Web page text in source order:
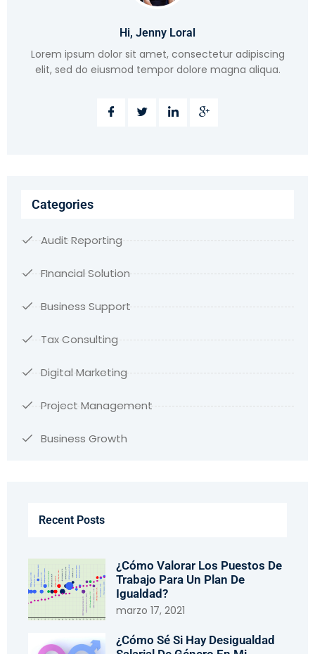
Hi, Jenny Loral
Lorem ipsum dolor sit amet, consectetur adipiscing
elit, sed do eiusmod tempor dolore magna aliqua.
Categories
Audit Reporting
FInancial Solution
Business Support
Tax Consulting
Digital Marketing
Project Management
Business Growth
Recent Posts
¿Cómo Valorar Los Puestos De
Trabajo Para Un Plan De
Igualdad?
marzo 17, 2021
¿Cómo Sé Si Hay Desigualdad